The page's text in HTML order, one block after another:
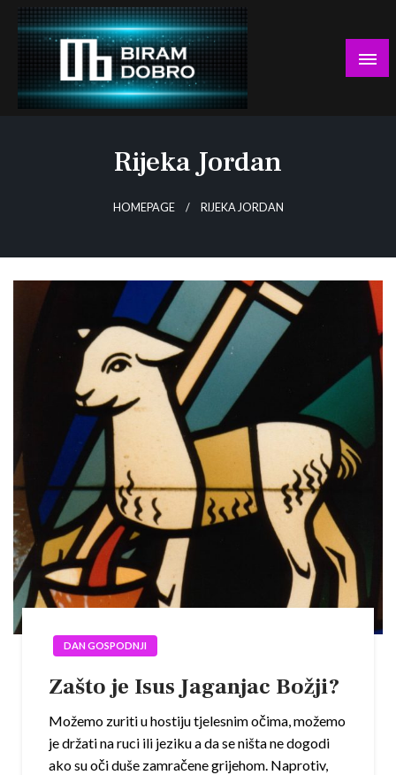
Skip
content
Rijeka Jordan
HOMEPAGE RIJEKA JORDAN
DAN GOSPODNJI
Zašto je Isus Jaganjac Božji?
Možemo zuriti u hostiju tjelesnim očima, možemo
je držati na ruci ili jeziku a da se ništa ne dogodi
ako su oči duše zamračene grijehom. Naprotiv,